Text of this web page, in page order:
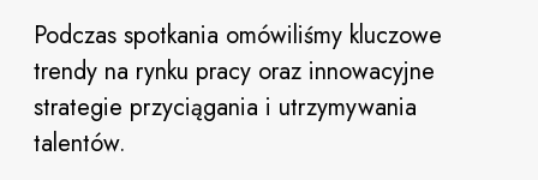
Podczas spotkania omówiliśmy kluczowe
trendy na rynku pracy oraz innowacyjne
strategie przyciągania i utrzymywania
talentów.